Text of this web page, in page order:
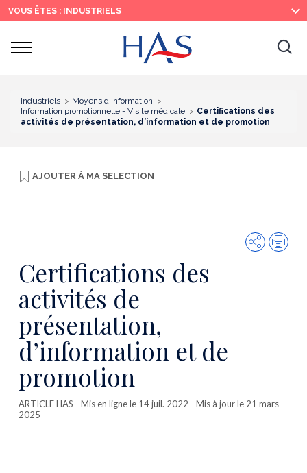
Recherche
Menu
principal
Contenu
principal
VOUS ÊTES : INDUSTRIELS
Ouvrir
Industriels
Moyens d'information
Information promotionnelle - Visite médicale
Certifications des
activités de présentation, d’information et de promotion
AJOUTER À MA SELECTION
Partager
Certifications des
activités de
présentation,
d’information et de
promotion
ARTICLE HAS - Mis en ligne le 14 juil. 2022 - Mis à jour le 21 mars
2025